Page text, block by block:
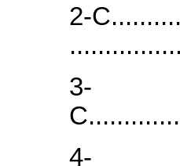
2-
3-
4-